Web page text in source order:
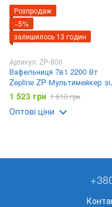
Розпродаж
−5%
залишилось 13 годин
Артикул: ZP-806
Вафельниця 7в1 2200 Вт
Zepline ZP Мультимейкер зі
знімними пластинами
1 523 грн 1 610 грн
Оптові ціни